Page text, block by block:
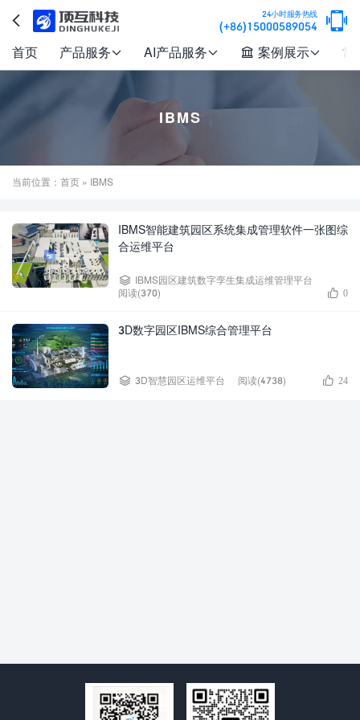
 24小时服务热线
(+86)15000589054 
首页 产品服务 AI产品服务  案例展示 常
IBMS
当前位置： 首页 » IBMS
IBMS智能建筑园区系统集成管理软件一张图综
合运维平台
 IBMS园区建筑数字孪生集成运维管理平台
阅读(370)
 0
3D数字园区IBMS综合管理平台
 3D智慧园区运维平台 阅读(4738)  24